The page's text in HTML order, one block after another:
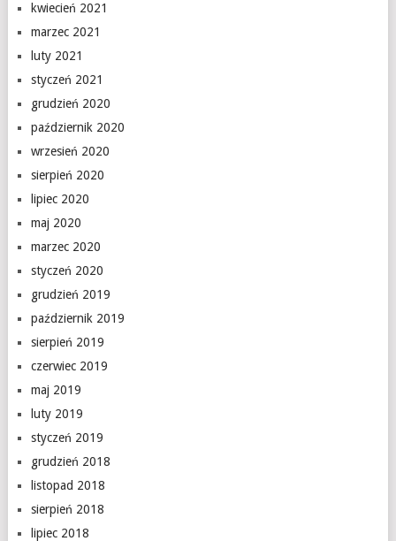
kwiecień 2021
marzec 2021
luty 2021
styczeń 2021
grudzień 2020
październik 2020
wrzesień 2020
sierpień 2020
lipiec 2020
maj 2020
marzec 2020
styczeń 2020
grudzień 2019
październik 2019
sierpień 2019
czerwiec 2019
maj 2019
luty 2019
styczeń 2019
grudzień 2018
listopad 2018
sierpień 2018
lipiec 2018